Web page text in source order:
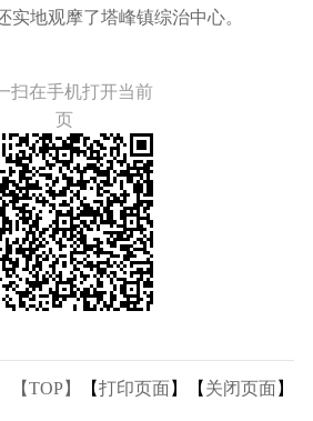
实地观摩了塔峰镇综治中心。
扫在手机打开当前
页
【TOP】 【打印页面】【 关闭页面】